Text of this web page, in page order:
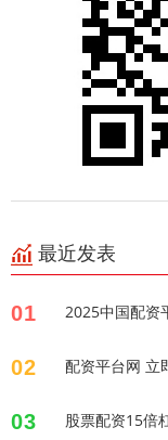
最近发表
01 2025中国配资
02 配资平台网 立
03 股票配资15倍